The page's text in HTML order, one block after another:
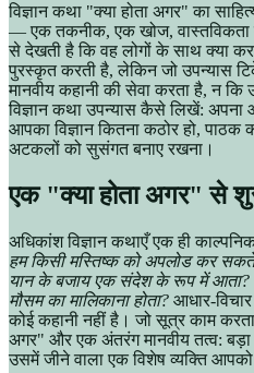
विज्ञान कथा "क्या होता अगर" का
— एक तकनीक, एक खोज, वास्तविकता
से देखती है कि वह लोगों के साथ क्या
पुरस्कृत करती है, लेकिन जो उपन्यास
मानवीय कहानी की सेवा करता है, न कि
विज्ञान कथा उपन्यास कैसे लिखें: अपना
आपका विज्ञान कितना कठोर हो, पाठक
अटकलों को सुसंगत बनाए रखना।
एक "क्या होता अगर" से
अधिकांश विज्ञान कथाएँ एक ही
हम किसी मस्तिष्क को अपलोड कर
यान के बजाय एक संदेश के रूप में आता?
मौसम का मालिकाना होता? आधार-
कोई कहानी नहीं है। जो सूत्र काम
अगर" और एक अंतरंग मानवीय तत्व: बड़ा
उसमें जीने वाला एक विशेष व्यक्ति आपको